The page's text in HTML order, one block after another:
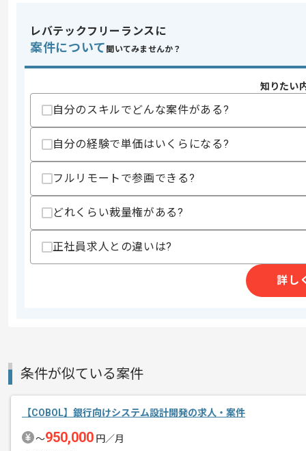
スキル
求めるスキル
・生命保険業界システム開発および保守
スキルに不安がある方へ
上記に似た経験やスキルをお持ちであれば申
その他募集要項
作業開始日
ソフトウェアの受託開発事業、ITエン
COBOLを用いた開発経験を活かしたい
レバテックフリーランスに
案件について 聞いてみませんか？
知りたい
自分のスキルでどんな案件がある?
自分の経験で単価はいくらになる?
フルリモートで参画できる?
どれくらい裁量権がある?
正社員求人との違いは?
詳し
条件が似ている案件
【COBOL】銀行向けシステム設計開発の求人・案件
〜950,000 円／月